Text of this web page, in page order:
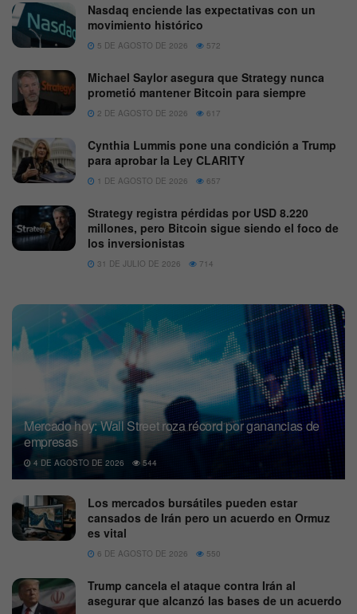
Nasdaq enciende las expectativas con un
movimiento histórico
5 DE AGOSTO DE 2026 572
Michael Saylor asegura que Strategy nunca
prometió mantener Bitcoin para siempre
2 DE AGOSTO DE 2026 617
Cynthia Lummis pone una condición a Trump
para aprobar la Ley CLARITY
1 DE AGOSTO DE 2026 657
Strategy registra pérdidas por USD 8.220
millones, pero Bitcoin sigue siendo el foco de
los inversionistas
31 DE JULIO DE 2026 714
Mercado hoy: Wall Street roza récord por ganancias de
empresas
4 DE AGOSTO DE 2026 544
Los mercados bursátiles pueden estar
cansados de Irán pero un acuerdo en Ormuz
es vital
6 DE AGOSTO DE 2026 550
Trump cancela el ataque contra Irán al
asegurar que alcanzó las bases de un acuerdo